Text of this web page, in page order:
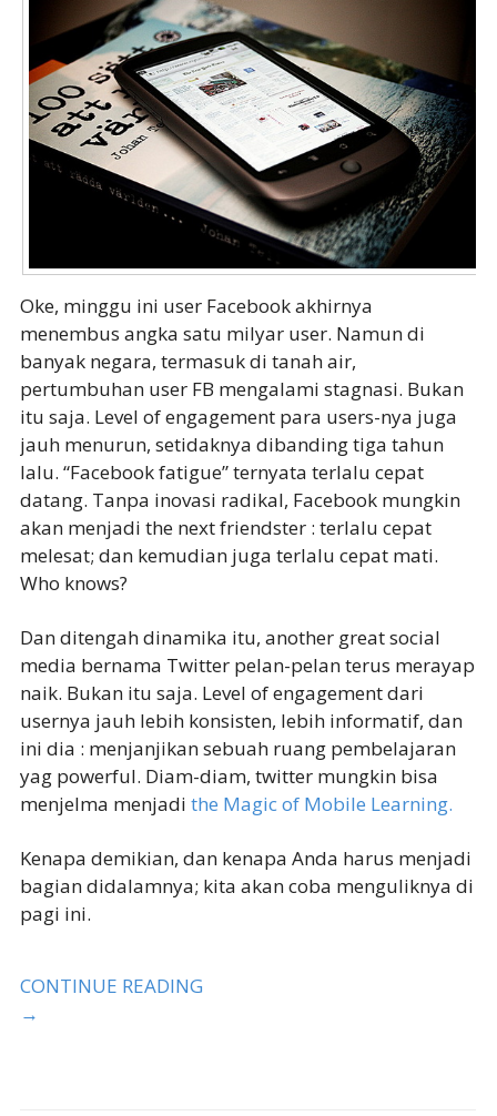
Oke, minggu ini user Facebook akhirnya
menembus angka satu milyar user. Namun di
banyak negara, termasuk di tanah air,
pertumbuhan user FB mengalami stagnasi. Bukan
itu saja. Level of engagement para users-nya juga
jauh menurun, setidaknya dibanding tiga tahun
lalu. “Facebook fatigue” ternyata terlalu cepat
datang. Tanpa inovasi radikal, Facebook mungkin
akan menjadi the next friendster : terlalu cepat
melesat; dan kemudian juga terlalu cepat mati.
Who knows?
Dan ditengah dinamika itu, another great social
media bernama Twitter pelan-pelan terus merayap
naik. Bukan itu saja. Level of engagement dari
usernya jauh lebih konsisten, lebih informatif, dan
ini dia : menjanjikan sebuah ruang pembelajaran
yag powerful. Diam-diam, twitter mungkin bisa
menjelma menjadi the Magic of Mobile Learning.
Kenapa demikian, dan kenapa Anda harus menjadi
bagian didalamnya; kita akan coba menguliknya di
pagi ini.
CONTINUE READING
→